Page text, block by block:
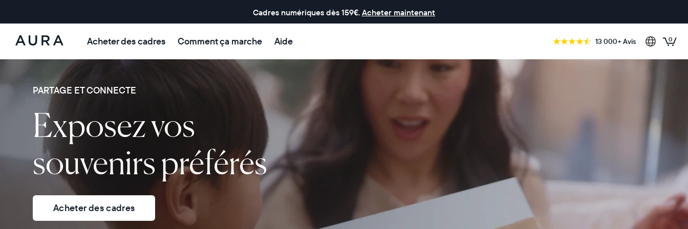
Cadres numériques dès 159€. Acheter maintenant
Aura FramesAcheter des cadres Comment ça marche Aide 13 000+ Avis 0
PARTAGE ET CONNECTE
Exposez vos
souvenirs préférés
Acheter des cadres